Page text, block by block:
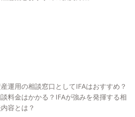
運用の相談窓口としてIFAはおすすめ？
料金はかかる？IFAが強みを発揮する相
容とは？